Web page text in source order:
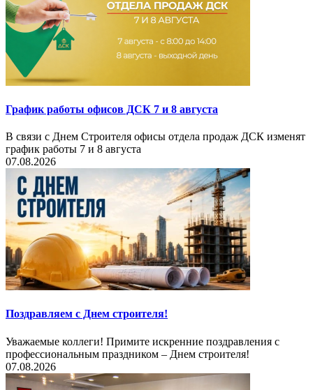
График работы офисов ДСК 7 и 8 августа
В связи с Днем Строителя офисы отдела продаж ДСК изменят
график работы 7 и 8 августа
07.08.2026
Поздравляем с Днем строителя!
Уважаемые коллеги! Примите искренние поздравления с
профессиональным праздником – Днем строителя!
07.08.2026